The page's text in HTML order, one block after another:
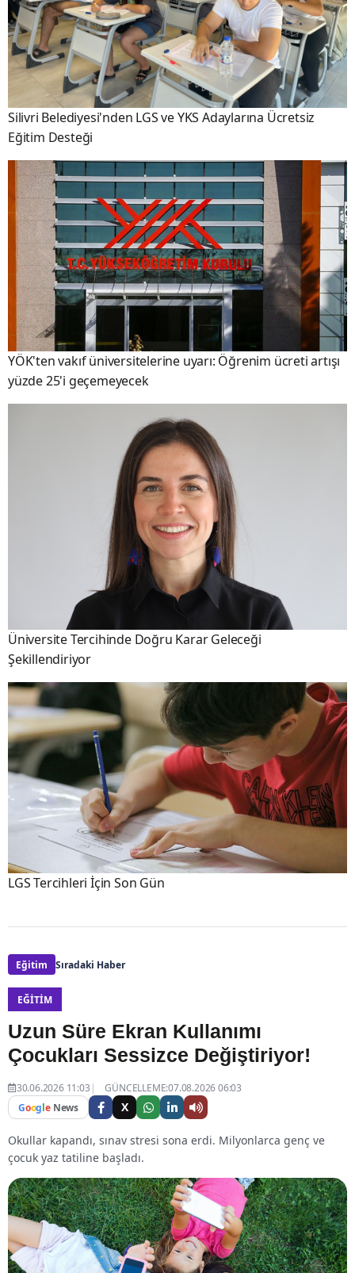
Silivri Belediyesi'nden LGS ve YKS Adaylarına Ücretsiz
Eğitim Desteği
YÖK'ten vakıf üniversitelerine uyarı: Öğrenim ücreti artışı
yüzde 25'i geçemeyecek
Üniversite Tercihinde Doğru Karar Geleceği
Şekillendiriyor
LGS Tercihleri İçin Son Gün
Eğitim Sıradaki Haber
EĞITIM
Uzun Süre Ekran Kullanımı
Çocukları Sessizce Değiştiriyor!
30.06.2026 11:03
GÜNCELLEME:07.08.2026 06:03
Google News X
Okullar kapandı, sınav stresi sona erdi. Milyonlarca genç ve
çocuk yaz tatiline başladı.